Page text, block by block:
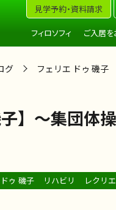
見学予約・資料請求
フィロソフィ ご入居
グ フェリエ ドゥ 磯子
】～集団体操
ゥ 磯子 リハビリ レクリ